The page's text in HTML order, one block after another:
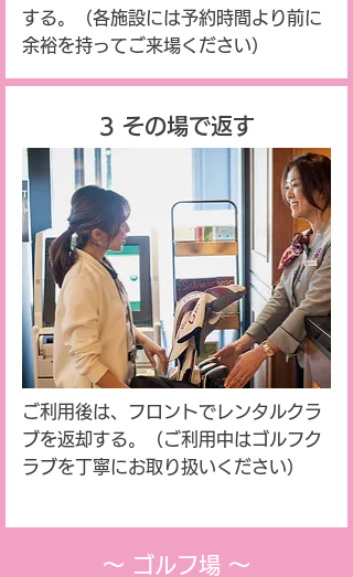
する。（各施設には予約時間より前に
余裕を持ってご来場ください）
3 その場で返す
ご利用後は、フロントでレンタルクラ
ブを返却する。（ご利用中はゴルフク
ラブを丁寧にお取り扱いください）
〜 ゴルフ場 〜